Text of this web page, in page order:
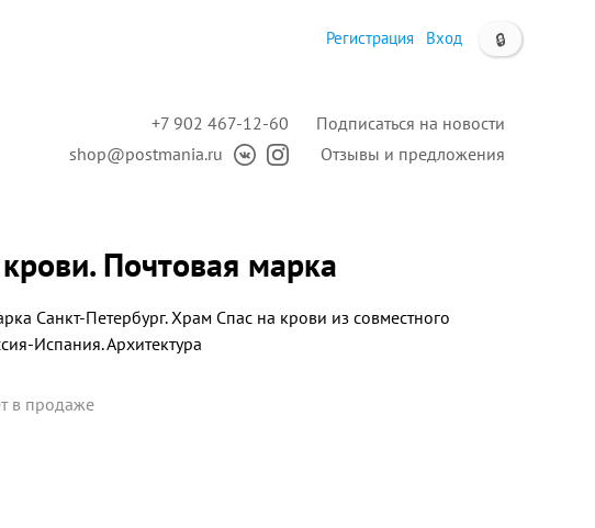
🔒
Регистрация Вход
Подписаться на новости
Отзывы и предложения
+7 902 467-12-60
shop@postmania.ru
Почтовая марка
Санкт-Петербург. Храм Спас на крови из совместного
Испания. Архитектура
в продаже